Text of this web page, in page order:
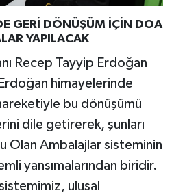
GERİ DÖNÜŞÜM İÇİN DOA
YAPILACAK
Recep Tayyip Erdoğan
himayelerinde
bu dönüşümü
dile getirerek, şunları
Ambalajlar sisteminin
yansımalarından biridir.
ulusal